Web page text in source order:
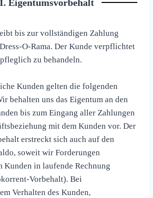
Eigentumsvorbehalt
bis zur vollständigen Zahlung
O-Rama. Der Kunde verpflichtet
zu behandeln.
Kunden gelten die folgenden
behalten uns das Eigentum an den
bis zum Eingang aller Zahlungen
mit dem Kunden vor. Der
erstreckt sich auch auf den
soweit wir Forderungen
Kunden in laufende Rechnung
Vorbehalt). Bei
Verhalten des Kunden,